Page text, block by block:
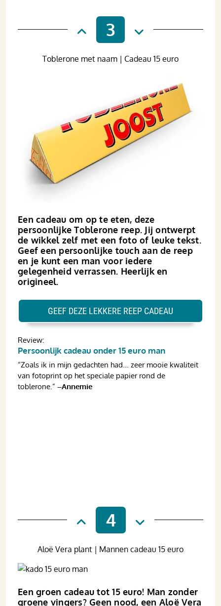
3
Een cadeau om op te eten, deze
persoonlijke Toblerone reep. Jij ontwerpt
de wikkel zelf met een foto of leuke tekst.
Geef een persoonlijke touch aan de reep
en je kunt een man voor iedere
gelegenheid verrassen. Heerlijk en
origineel.
Toblerone met naam | Cadeau 15 euro
Review:
Persoonlijk cadeau onder 15 euro man
“Zoals ik in mijn gedachten had... zeer mooie kwaliteit
van fotoprint op het speciale papier rond de
toblerone.” –Annemie
GEEF DEZE LEKKERE REEP CADEAU
4
Een groen cadeau tot 15 euro! Man zonder
groene vingers? Geen nood, een Aloë Vera
Aloë Vera plant | Mannen cadeau 15 euro